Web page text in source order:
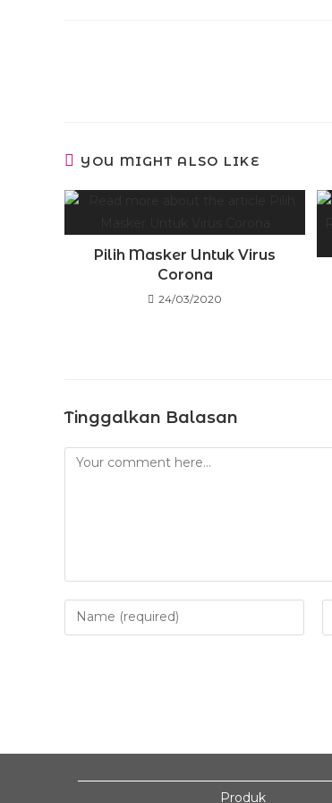
YOU MIGHT ALSO LIKE
Pilih Masker Untuk Virus
Corona
24/03/2020
Tinggalkan Balasan
Produk